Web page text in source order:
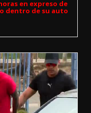
en expreso de
dentro de su auto